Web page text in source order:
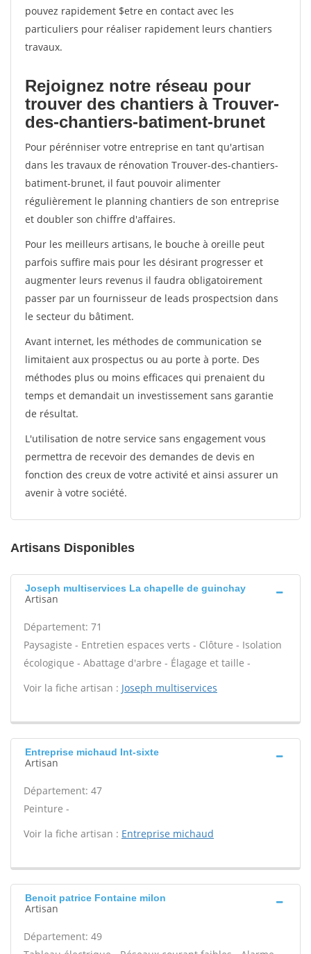
pouvez rapidement $etre en contact avec les
particuliers pour réaliser rapidement leurs chantiers
travaux.
Rejoignez notre réseau pour
trouver des chantiers à Trouver-
des-chantiers-batiment-brunet
Pour pérénniser votre entreprise en tant qu'artisan
dans les travaux de rénovation Trouver-des-chantiers-
batiment-brunet, il faut pouvoir alimenter
régulièrement le planning chantiers de son entreprise
et doubler son chiffre d'affaires.
Pour les meilleurs artisans, le bouche à oreille peut
parfois suffire mais pour les désirant progresser et
augmenter leurs revenus il faudra obligatoirement
passer par un fournisseur de leads prospectsion dans
le secteur du bâtiment.
Avant internet, les méthodes de communication se
limitaient aux prospectus ou au porte à porte. Des
méthodes plus ou moins efficaces qui prenaient du
temps et demandait un investissement sans garantie
de résultat.
L'utilisation de notre service sans engagement vous
permettra de recevoir des demandes de devis en
fonction des creux de votre activité et ainsi assurer un
avenir à votre société.
Artisans Disponibles
Joseph multiservices La chapelle de guinchay
Artisan
Département: 71
Paysagiste - Entretien espaces verts - Clôture - Isolation
écologique - Abattage d'arbre - Élagage et taille -
Voir la fiche artisan : Joseph multiservices
Entreprise michaud Int-sixte
Artisan
Département: 47
Peinture -
Voir la fiche artisan : Entreprise michaud
Benoit patrice Fontaine milon
Artisan
Département: 49